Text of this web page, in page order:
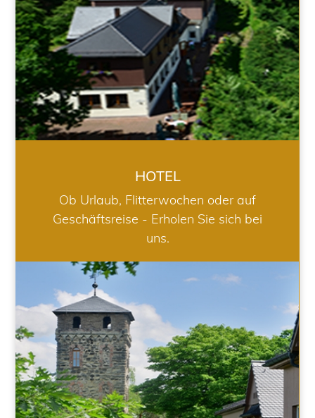
HOTEL
Ob Urlaub, Flitterwochen oder auf
Geschäftsreise - Erholen Sie sich bei
uns.
RESTAURANT